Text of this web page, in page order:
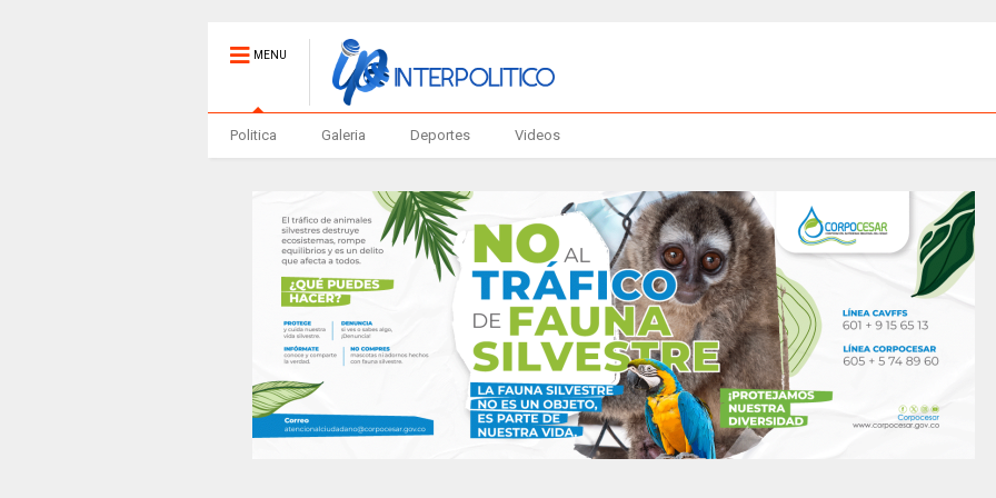
MENU
Politica Galeria Deportes Videos